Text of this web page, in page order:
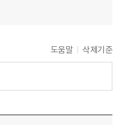
도움말 삭제기준